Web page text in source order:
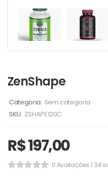
ZenShape
Categoria: Sem categoria
SKU: ZSHAPE120C
R$197,00
0 Avaliações 34